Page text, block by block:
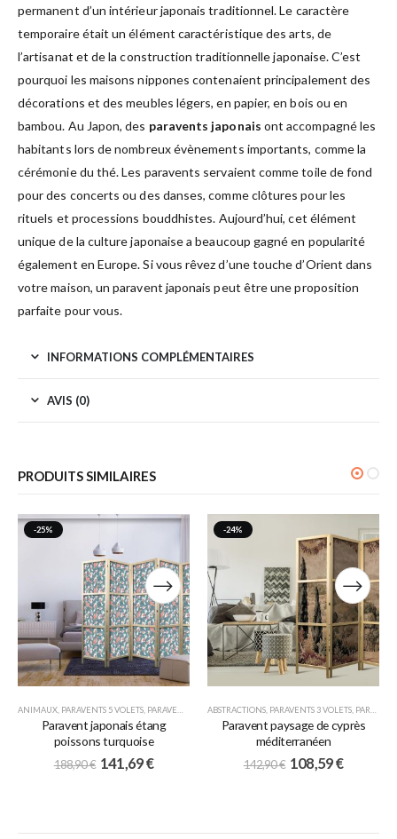
permanent d’un intérieur japonais traditionnel. Le caractère
temporaire était un élément caractéristique des arts, de
l’artisanat et de la construction traditionnelle japonaise. C’est
pourquoi les maisons nippones contenaient principalement des
décorations et des meubles légers, en papier, en bois ou en
bambou. Au Japon, des paravents japonais ont accompagné les
habitants lors de nombreux évènements importants, comme la
cérémonie du thé. Les paravents servaient comme toile de fond
pour des concerts ou des danses, comme clôtures pour les
rituels et processions bouddhistes. Aujourd’hui, cet élément
unique de la culture japonaise a beaucoup gagné en popularité
également en Europe. Si vous rêvez d’une touche d’Orient dans
votre maison, un paravent japonais peut être une proposition
parfaite pour vous.
INFORMATIONS COMPLÉMENTAIRES
AVIS (0)
PRODUITS SIMILAIRES
-25%
ANIMAUX, PARAVENTS 5 VOLETS, PARAVENTS JAPONAIS
Paravent japonais étang
poissons turquoise
188,90€ 141,69€
-24%
ABSTRACTIONS, PARAVENTS 3 VOLETS, PARAVENTS JAPONAIS
Paravent paysage de cyprès
méditerranéen
142,90€ 108,59€